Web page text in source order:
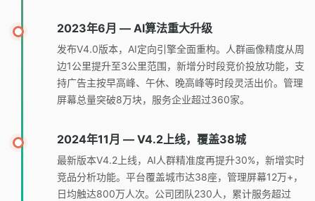
2023年6月 — AI算法重大升级
发布V4.0版本，AI定向引擎全面重构。人群画像精度从周
边1公里提升至3公里范围，新增分时段竞价投放功能，支
持广告主按早高峰、午休、晚高峰等时段灵活出价。管理
屏幕总量突破8万块，服务企业超过360家。
2024年11月 — V4.2上线，覆盖38城
最新版本V4.2上线，AI人群精准度再提升30%，新增实时
竞品分析功能。平台覆盖城市达38座，管理屏幕12万+，
日均触达800万人次。公司团队230人，累计服务超过